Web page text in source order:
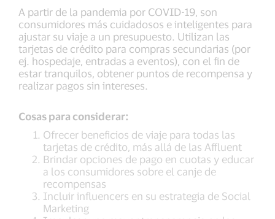
A partir de la pandemia por COVID-19, son
consumidores más cuidadosos e inteligentes para
ajustar su viaje a un presupuesto. Utilizan las
tarjetas de crédito para compras secundarias (por
ej. hospedaje, entradas a eventos), con el fin de
estar tranquilos, obtener puntos de recompensa y
realizar pagos sin intereses.
Cosas para considerar:
Ofrecer beneficios de viaje para todas las
tarjetas de crédito, más allá de las Affluent
Brindar opciones de pago en cuotas y educar
a los consumidores sobre el canje de
recompensas
Incluir influencers en su estrategia de Social
Marketing